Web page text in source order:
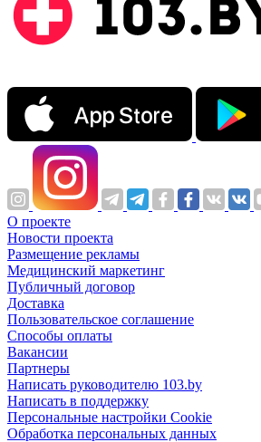
О проекте
Новости проекта
Размещение рекламы
Медицинский маркетинг
Публичный договор
Доставка
Пользовательское соглашение
Способы оплаты
Вакансии
Партнеры
Написать руководителю 103.by
Написать в поддержку
Персональные настройки Cookie
Обработка персональных данных